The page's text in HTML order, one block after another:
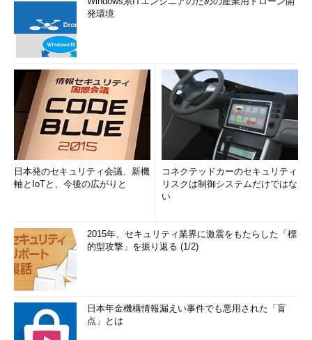
ポートに対してスキャンを行っているかをチェックしながら検査
を行っている。
スキャンする対象については、IPアドレスをそのまま指定する
ことも可能であるが、範囲を指定することも可能である。例えば
192.168.0.1から192.168.0.100までをスキャンしたい場合は
「192.168.0.1-100」と指定することが可能である。ほかにも
CIDR表記
で指定する方法などが存在する。
また、そのような表記で記述されたテキストファイルを「-
iL」オプションで読み込みスキャンを実行することも可能であ
前述してきたオプションを指定した例は以下のとおりである。
図2 nmapのオプション例
オープンポートから見えてくるものとは
発環境
日本発のセキュリティ会議、新機
軸とIoTと、今後の広がりと
コネクテッドカーのセキュリティ
リスクは制御システムだけではな
い
2015年、セキュリティ業界に激震をもたらした「標
的型攻撃」を振り返る (1/2)
日本年金機構情報漏えい事件でも悪用された「盲
点」とは